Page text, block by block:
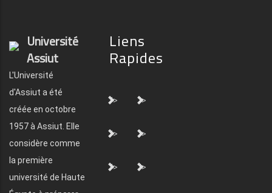
Université
Assiut
L'Université
d'Assiut a été
créée en octobre
1957 à Assiut. Elle
considère comme
la première
université de Haute
Liens
Rapides
"> ">
"> ">
"> ">